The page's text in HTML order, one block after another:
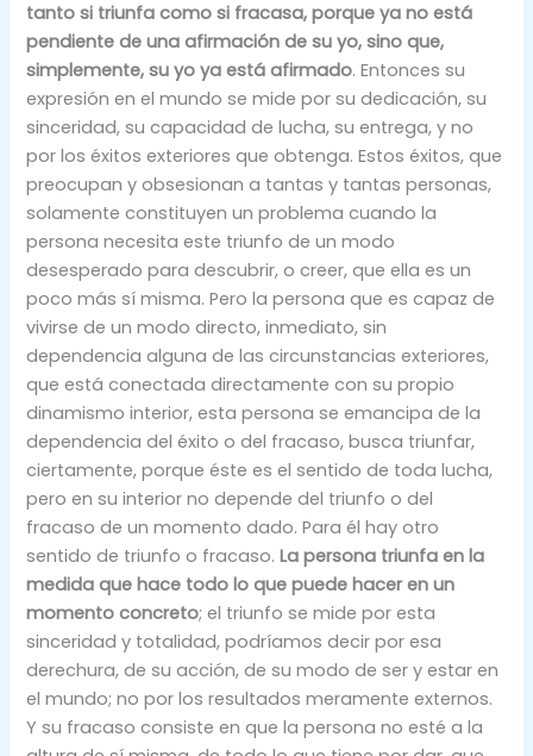
tanto si triunfa como si fracasa, porque ya no está
pendiente de una afirmación de su yo, sino que,
simplemente, su yo ya está afirmado. Entonces su
expresión en el mundo se mide por su dedicación, su
sinceridad, su capacidad de lucha, su entrega, y no
por los éxitos exteriores que obtenga. Estos éxitos, que
preocupan y obsesionan a tantas y tantas personas,
solamente constituyen un problema cuando la
persona necesita este triunfo de un modo
desesperado para descubrir, o creer, que ella es un
poco más sí misma. Pero la persona que es capaz de
vivirse de un modo directo, inmediato, sin
dependencia alguna de las circunstancias exteriores,
que está conectada directamente con su propio
dinamismo interior, esta persona se emancipa de la
dependencia del éxito o del fracaso, busca triunfar,
ciertamente, porque éste es el sentido de toda lucha,
pero en su interior no depende del triunfo o del
fracaso de un momento dado. Para él hay otro
sentido de triunfo o fracaso.La persona triunfa en la
medida que hace todo lo que puede hacer en un
momento concreto; el triunfo se mide por esta
sinceridad y totalidad, podríamos decir por esa
derechura, de su acción, de su modo de ser y estar en
el mundo; no por los resultados meramente externos.
Y su fracaso consiste en que la persona no esté a la